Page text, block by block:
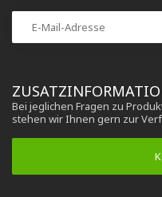
Bei jeglichen Fragen zu
stehen wir Ihnen gern zur